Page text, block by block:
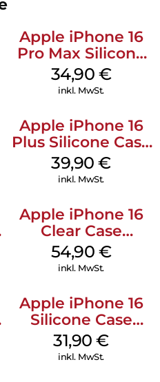
Kickstand:
sondern dient auch als
und vertikale
zu schützen, und bietet
zu 1,2 Metern. Mit seinem
MagSafe Kickstand ICON
und Stürzen und bewahrt
Apple iPhone 16
Pro Max Silicone
Case MagSafe
Denim
34,90 €
inkl. MwSt.
Apple iPhone 16
Plus Silicone Case
MagSafe Plum
39,90€
inkl. MwSt.
Apple iPhone 16
Clear Case
MagSafe
Transparent
54,90 €
inkl. MwSt.
Apple iPhone 16
Silicone Case
MagSafe Fuchsia
31,90€
inkl. MwSt.